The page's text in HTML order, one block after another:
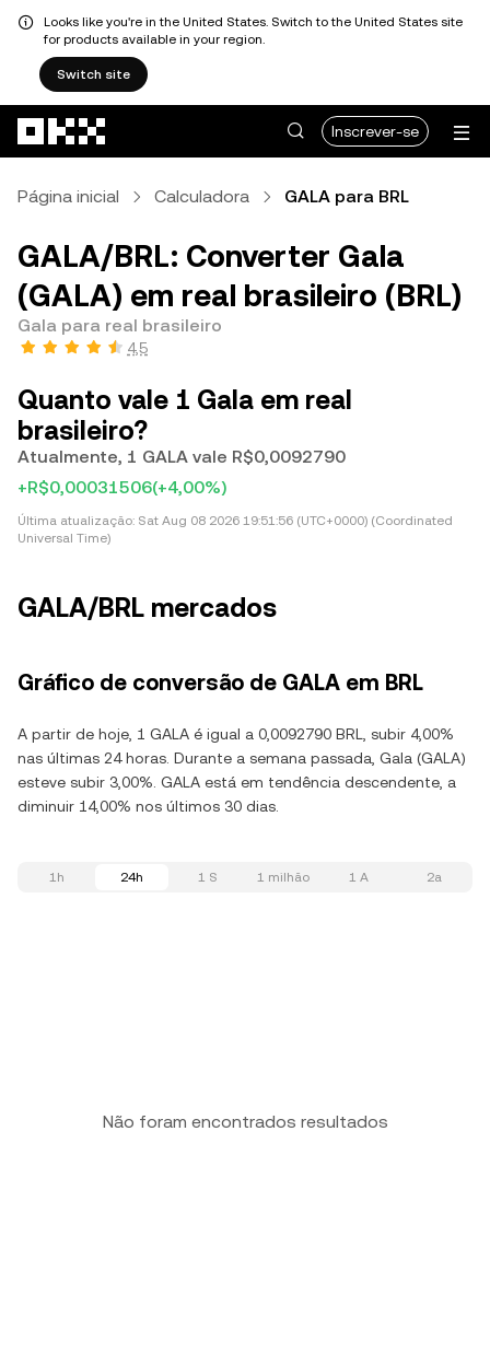
Looks like you're in the United States. Switch to the United States site
for products available in your region.
Switch site
Inscrever-se
Página inicial Calculadora GALA para BRL
GALA/BRL: Converter Gala
(GALA) em real brasileiro (BRL)
Gala para real brasileiro
4,5
Quanto vale 1 Gala em real
brasileiro?
Atualmente, 1 GALA vale R$0,0092790
+R$0,00031506(+4,00%)
Última atualização: Sat Aug 08 2026 19:51:56 (UTC+0000) (Coordinated
Universal Time)
GALA/BRL mercados
Gráfico de conversão de GALA em BRL
A partir de hoje, 1 GALA é igual a 0,0092790 BRL, subir 4,00%
nas últimas 24 horas. Durante a semana passada, Gala (GALA)
esteve subir 3,00%. GALA está em tendência descendente, a
diminuir 14,00% nos últimos 30 dias.
1h 24h 1 S 1 milhão 1 A 2a
Não foram encontrados resultados